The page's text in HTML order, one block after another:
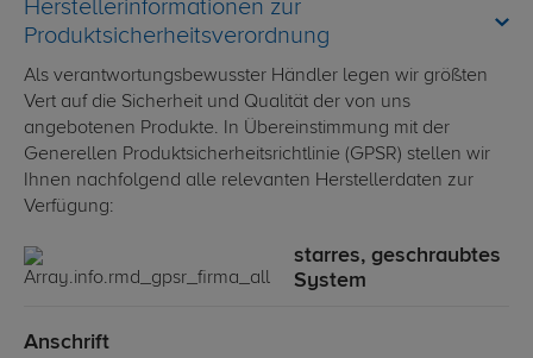
Herstellerinformationen zur
Produktsicherheitsverordnung
Als verantwortungsbewusster Händler legen wir größten
Vert auf die Sicherheit und Qualität der von uns
angebotenen Produkte. In Übereinstimmung mit der
Generellen Produktsicherheitsrichtlinie (GPSR) stellen wir
Ihnen nachfolgend alle relevanten Herstellerdaten zur
Verfügung:
starres, geschraubtes
System
Anschrift